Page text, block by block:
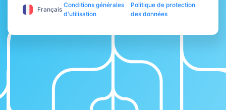
Français
Conditions générales
d'utilisation
Politique de protection
des données